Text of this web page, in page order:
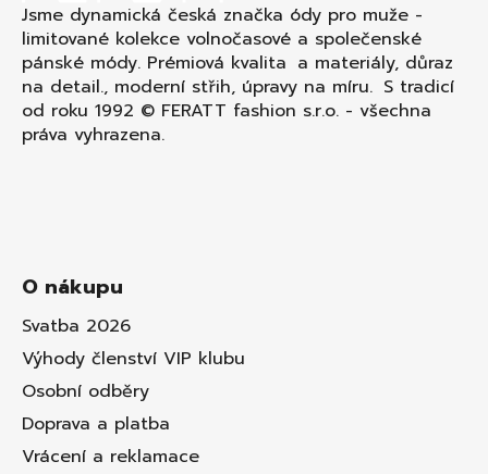
Jsme dynamická česká značka ódy pro muže -
limitované kolekce volnočasové a společenské
pánské módy. Prémiová kvalita a materiály, důraz
na detail., moderní střih, úpravy na míru. S tradicí
od roku 1992 © FERATT fashion s.r.o. - všechna
práva vyhrazena.
O nákupu
Svatba 2026
Výhody členství VIP klubu
Osobní odběry
Doprava a platba
Vrácení a reklamace